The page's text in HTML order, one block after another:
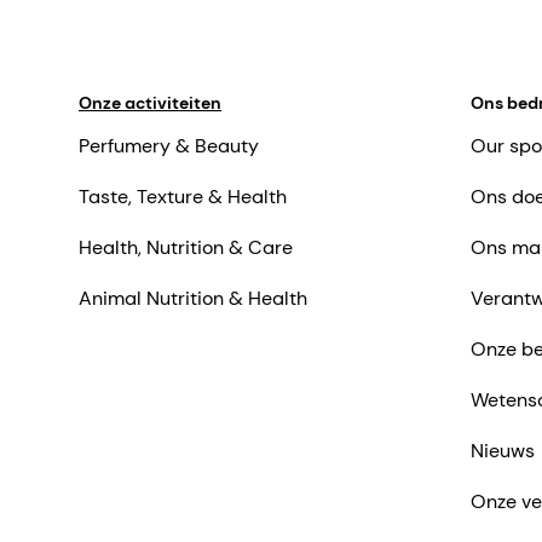
Onze activiteiten
Perfumery & Beauty
Taste, Texture & Health
Health, Nutrition & Care
Animal Nutrition & Health
Ons
Our
Ons
Ons
Onze
Nieuws
Onze